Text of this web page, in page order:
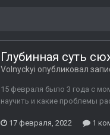
Глубинная суть
Volnyckyi опубликовал
15 февраля было 3 года с
научить и какие проблемы
17 февраля, 2022 1